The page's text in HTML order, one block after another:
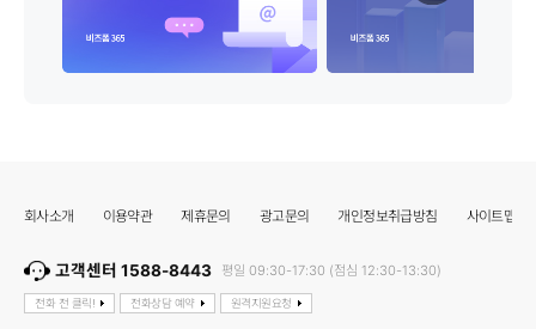
회사소개 이용약관 제휴문의 광고문의 개인정보취급방침 사이트맵
고객센터 1588-8443 평일 09:30-17:30 (점심 12:30-13:30)
전화 전 클릭! 전화상담 예약 원격지원요청